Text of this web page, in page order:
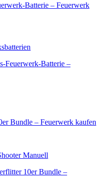
Batterie – Feuerwerk
Feuerwerk-Batterie –
Bundle – Feuerwerk kaufen
Manuell
10er Bundle –